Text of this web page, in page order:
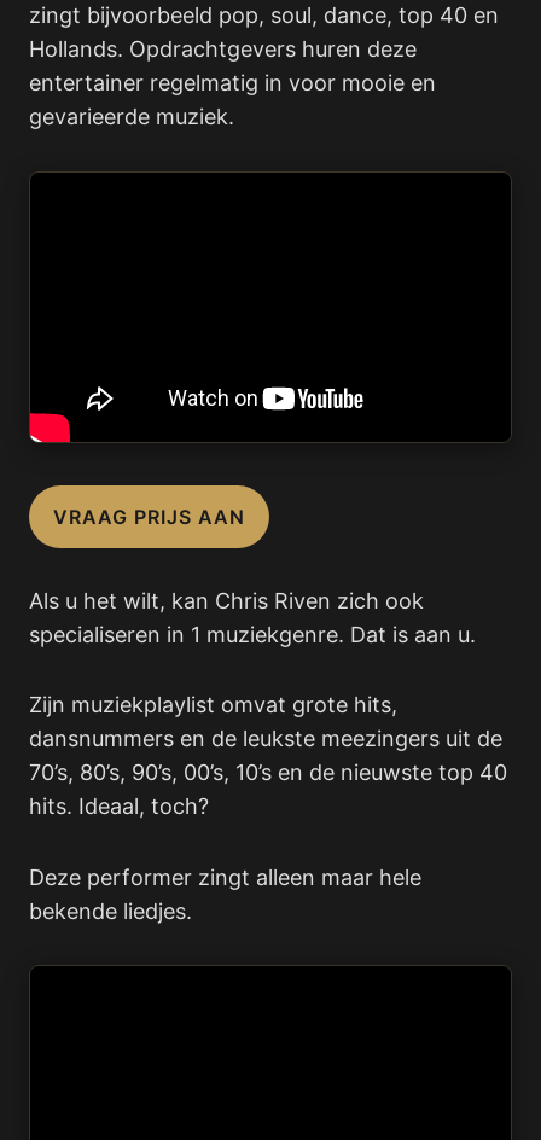
zingt bijvoorbeeld pop, soul, dance, top 40 en
Hollands. Opdrachtgevers huren deze
entertainer regelmatig in voor mooie en
gevarieerde muziek.
VRAAG PRIJS AAN
Als u het wilt, kan Chris Riven zich ook
specialiseren in 1 muziekgenre. Dat is aan u.
Zijn muziekplaylist omvat grote hits,
dansnummers en de leukste meezingers uit de
70’s, 80’s, 90’s, 00’s, 10’s en de nieuwste top 40
hits. Ideaal, toch?
Deze performer zingt alleen maar hele
bekende liedjes.